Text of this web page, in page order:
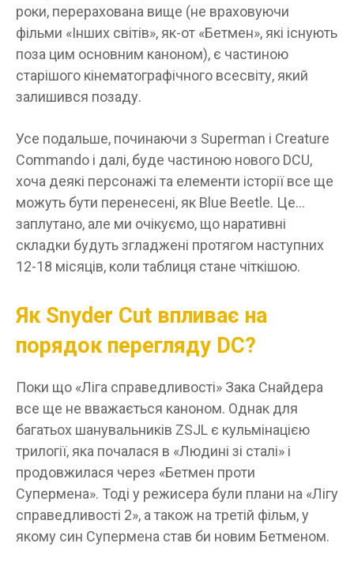
роки, перерахована вище (не враховуючи
фільми «Інших світів», як-от «Бетмен», які існують
поза цим основним каноном), є частиною
старішого кінематографічного всесвіту, який
залишився позаду.
Усе подальше, починаючи з Superman і Creature
Commando і далі, буде частиною нового DCU,
хоча деякі персонажі та елементи історії все ще
можуть бути перенесені, як Blue Beetle. Це…
заплутано, але ми очікуємо, що наративні
складки будуть згладжені протягом наступних
12-18 місяців, коли таблиця стане чіткішою.
Як Snyder Cut впливає на
порядок перегляду DC?
Поки що «Ліга справедливості» Зака ​​Снайдера
все ще не вважається каноном. Однак для
багатьох шанувальників ZSJL є кульмінацією
трилогії, яка почалася в «Людині зі сталі» і
продовжилася через «Бетмен проти
Супермена». Тоді у режисера були плани на «Лігу
справедливості 2», а також на третій фільм, у
якому син Супермена став би новим Бетменом.